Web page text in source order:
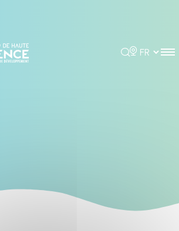
Rechercher
Choisir la